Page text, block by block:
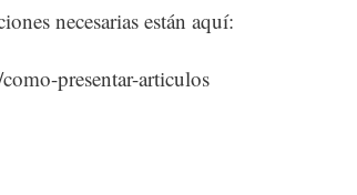
necesarias están aquí:
presentar-articulos